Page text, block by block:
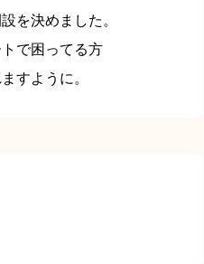
を決めました。
で困ってる方
すように。